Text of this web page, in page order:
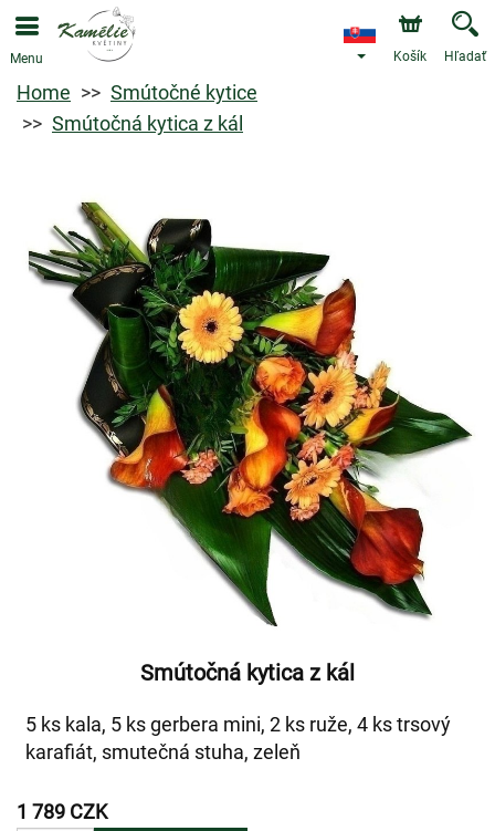
Menu Košík Hľadať
Home
Smútočné kytice
Smútočná kytica z kál
Smútočná kytica z kál
5 ks kala, 5 ks gerbera mini, 2 ks ruže, 4 ks trsový
karafiát, smutečná stuha, zeleň
1 789 CZK